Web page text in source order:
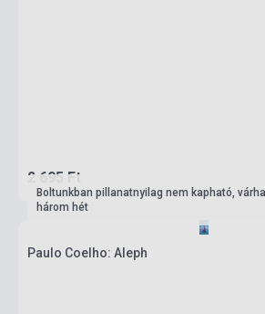
2 695 Ft
Boltunkban pillanatnyilag nem kapható,
három hét
Paulo Coelho: Aleph